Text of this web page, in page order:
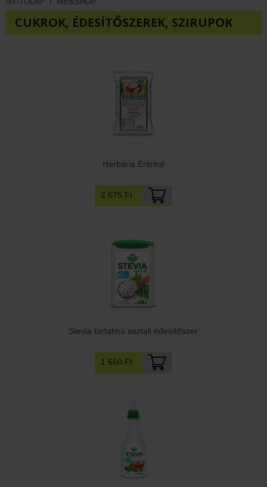
CUKROK, ÉDESÍTŐSZEREK, SZIRUPOK
Herbária Eritritol
2 675 Ft
Stevia tartalmú asztali édesítőszer
1 660 Ft